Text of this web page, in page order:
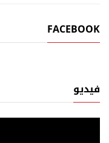
FACEBOOK
فيديو